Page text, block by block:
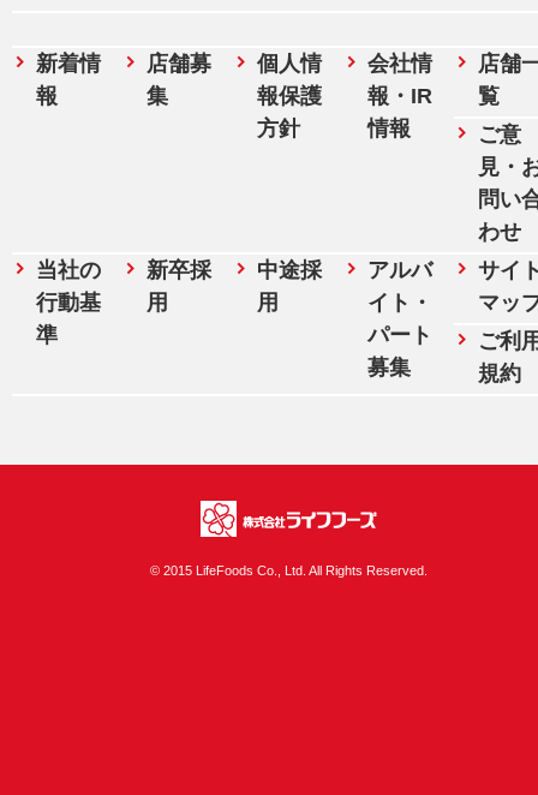
新着情
報
店舗募
集
個人情
報保護
方針
会社情
報・IR
情報
店舗
覧
ご意
見・
問い
わせ
当社の
行動基
準
新卒採
用
中途採
用
アルバ
イト・
パート
募集
サイ
マッ
ご利
規約
© 2015 LifeFoods Co., Ltd. All Rights Reserved.